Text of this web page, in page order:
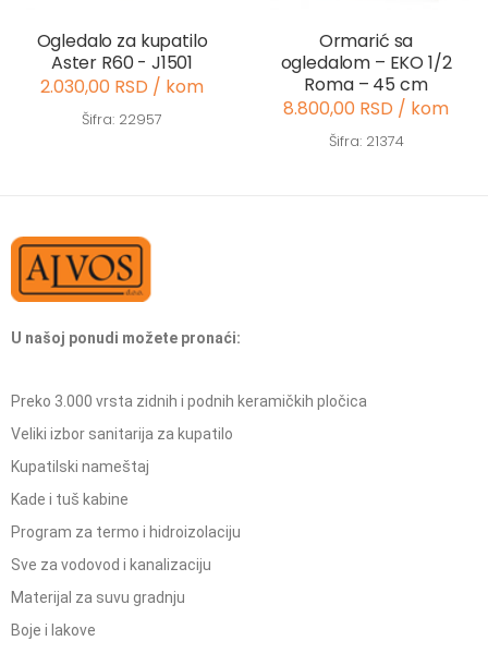
Ogledalo za kupatilo
Aster R60 - J1501
2.030,00 RSD / kom
Šifra: 22957
Ormarić sa
ogledalom – EKO 1/2
Roma – 45 cm
8.800,00 RSD / kom
Šifra: 21374
U našoj ponudi možete pronaći:
Preko 3.000 vrsta zidnih i podnih keramičkih pločica
Veliki izbor sanitarija za kupatilo
Kupatilski nameštaj
Kade i tuš kabine
Program za termo i hidroizolaciju
Sve za vodovod i kanalizaciju
Materijal za suvu gradnju
Boje i lakove